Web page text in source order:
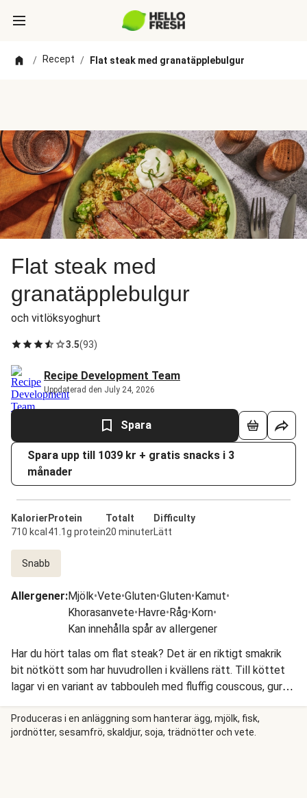
/ Recept / Flat steak med granatäpplebulgur
Flat steak med
granatäpplebulgur
och vitlöksyoghurt
3.5(93)
Recipe Development Team
Uppdaterad den July 24, 2026
Spara
Spara upp till 1039 kr + gratis snacks i 3
månader
Kalorier
710 kcal
Protein
41.1g protein
Totalt
20 minuter
Difficulty
Lätt
Snabb
Allergener:Mjölk•Vete•Gluten•Gluten•Kamut•
Khorasanvete•Havre•Råg•Korn•
Kan innehålla spår av allergener
Har du hört talas om flat steak? Det är en riktigt smakrik
bit nötkött som har huvudrollen i kvällens rätt. Till köttet
lagar vi en variant av tabbouleh med fluffig couscous, gurka,
avokado och granatäpple. Till sist toppar vi med mynta och
serverar middagen med en klick vitlöksyoghurt. Dags att
hugga in!
Produceras i en anläggning som hanterar ägg, mjölk, fisk,
jordnötter, sesamfrö, skaldjur, soja, trädnötter och vete.